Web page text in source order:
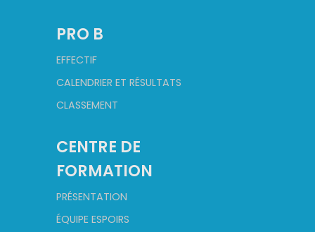
PRO B
EFFECTIF
CALENDRIER ET RÉSULTATS
CLASSEMENT
CENTRE DE
FORMATION
PRÉSENTATION
ÉQUIPE ESPOIRS